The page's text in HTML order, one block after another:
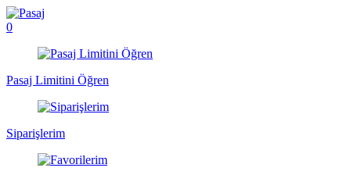
0
Pasaj Limitini Öğren
Siparişlerim